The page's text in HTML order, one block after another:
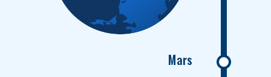
Mars